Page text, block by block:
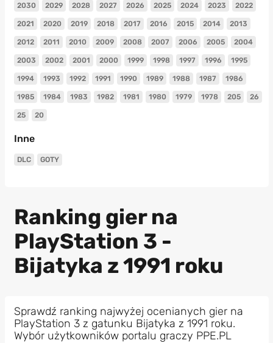
2030 2029 2028 2027 2026 2025 2024 2023 2022
2021 2020 2019 2018 2017 2016 2015 2014 2013
2012 2011 2010 2009 2008 2007 2006 2005 2004
2003 2002 2001 2000 1999 1998 1997 1996 1995
1994 1993 1992 1991 1990 1989 1988 1987 1986
1985 1984 1983 1982 1981 1980 1979 1978 205 26
25 20
Inne
DLC GOTY
Ranking gier na
PlayStation 3 -
Bijatyka z 1991 roku
Sprawdź ranking najwyżej ocenianych gier na
PlayStation 3 z gatunku Bijatyka z 1991 roku.
Wybór użytkowników portalu graczy PPE.PL